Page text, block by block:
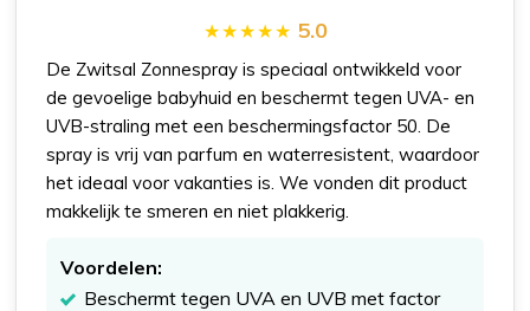
5.0
De Zwitsal Zonnespray is speciaal ontwikkeld voor
de gevoelige babyhuid en beschermt tegen UVA- en
UVB-straling met een beschermingsfactor 50. De
spray is vrij van parfum en waterresistent, waardoor
het ideaal voor vakanties is. We vonden dit product
makkelijk te smeren en niet plakkerig.
Voordelen:
Beschermt tegen UVA en UVB met factor